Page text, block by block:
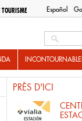
Español
TOURISME
PRÈS D'ICI